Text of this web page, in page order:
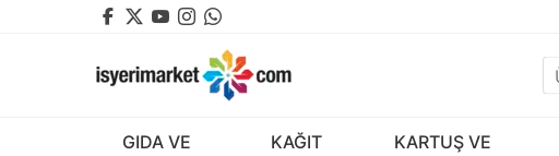
GIDA VE
KAĞIT
KARTUŞ VE